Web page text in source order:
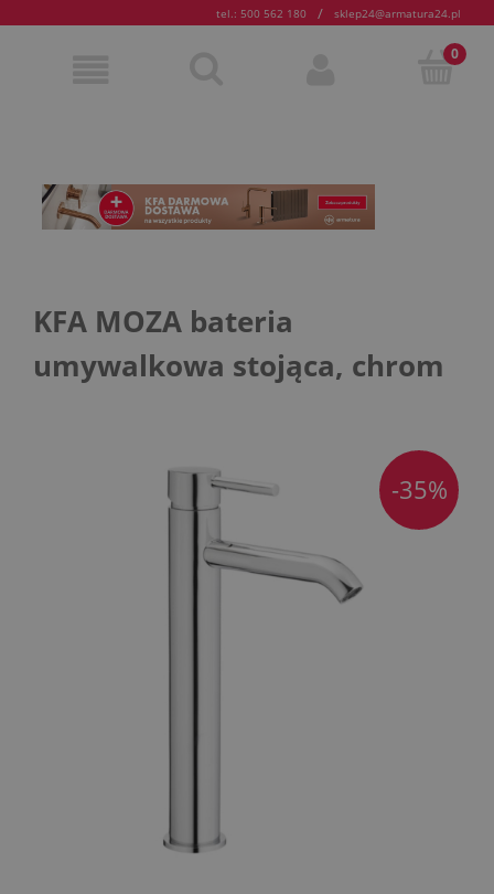
tel.: 500 562 180 / sklep24@armatura24.pl
KFA MOZA bateria
umywalkowa stojąca, chrom
-35%